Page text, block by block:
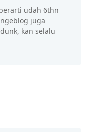
udah 6thn
juga
kan selalu